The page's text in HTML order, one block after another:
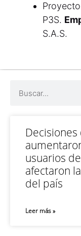
P3S.
S.A.S.
usuarios
afectaron
del país
Leer más »